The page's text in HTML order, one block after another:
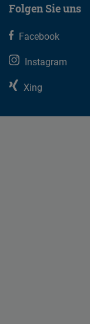
Folgen Sie uns
Facebook
Instagram
Xing